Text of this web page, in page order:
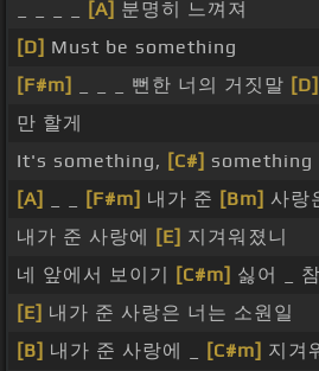
[A] 분명히 느껴져
[D] Must be something
[F#m]
_ _ _ 뻔한 너의 거짓말 [D]
만 할게
It's something, [C#] something
[A]
[F#m] 내가 준 [Bm] 사랑
내가 준 사랑에
[E] 지겨워졌니
네 앞에서 보이기
[C#m] 싫어 _
[E] 내가 준 사랑은 너는 소원일
[B] 내가 준 사랑에 _ [C#m] 지겨